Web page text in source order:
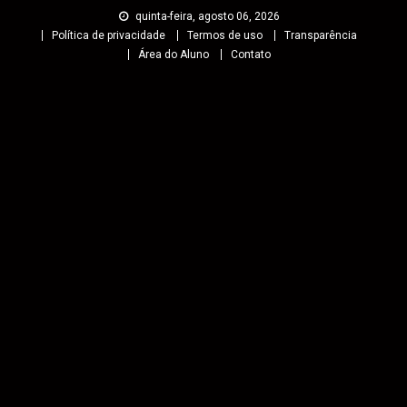
quinta-feira, agosto 06, 2026
Política de privacidade
Termos de uso
Transparência
Área do Aluno
Contato